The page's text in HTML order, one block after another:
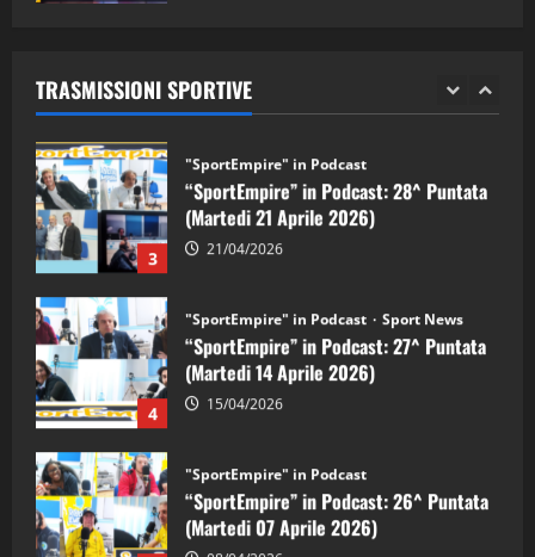
TRASMISSIONI SPORTIVE
2 28/04/2026
3
"SportEmpire" in Podcast
“SportEmpire” in Podcast: 28^ Puntata
(Martedi 21 Aprile 2026)
21/04/2026
4
"SportEmpire" in Podcast Sport News
“SportEmpire” in Podcast: 27^ Puntata
(Martedi 14 Aprile 2026)
15/04/2026
"SportEmpire" in Podcast
“SportEmpire” in Podcast: 26^ Puntata
(Martedi 07 Aprile 2026)